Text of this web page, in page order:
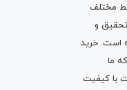
مختلف
و
است. خرید
ما
با کیفیت